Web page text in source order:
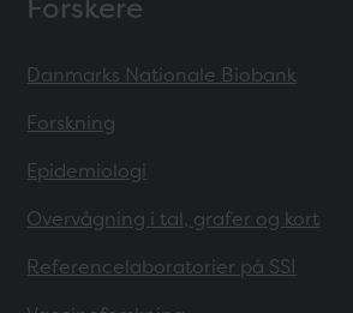
Forskere
Danmarks Nationale Biobank
Forskning
Epidemiologi
Overvågning i tal, grafer og kort
Referencelaboratorier på SSI